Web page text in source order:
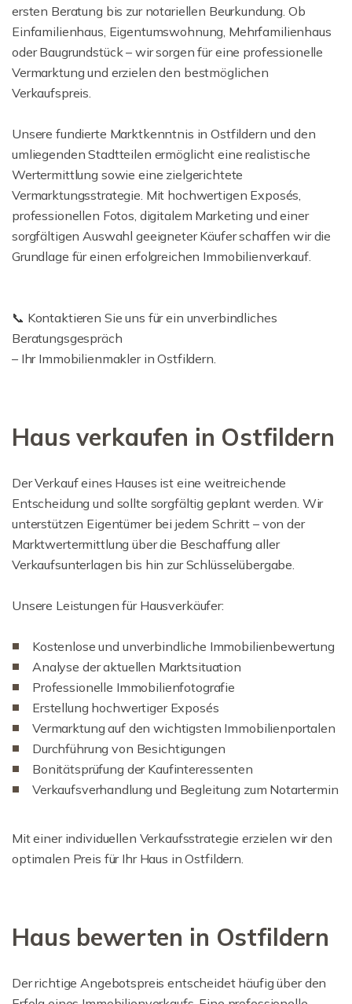
ersten Beratung bis zur notariellen Beurkundung. Ob
Einfamilienhaus, Eigentumswohnung, Mehrfamilienhaus
oder Baugrundstück – wir sorgen für eine professionelle
Vermarktung und erzielen den bestmöglichen
Verkaufspreis.
Unsere fundierte Marktkenntnis in Ostfildern und den
umliegenden Stadtteilen ermöglicht eine realistische
Wertermittlung sowie eine zielgerichtete
Vermarktungsstrategie. Mit hochwertigen Exposés,
professionellen Fotos, digitalem Marketing und einer
sorgfältigen Auswahl geeigneter Käufer schaffen wir die
Grundlage für einen erfolgreichen Immobilienverkauf.
📞 Kontaktieren Sie uns für ein unverbindliches
Beratungsgespräch
– Ihr Immobilienmakler in Ostfildern.
Haus verkaufen in Ostfildern
Der Verkauf eines Hauses ist eine weitreichende
Entscheidung und sollte sorgfältig geplant werden. Wir
unterstützen Eigentümer bei jedem Schritt – von der
Marktwertermittlung über die Beschaffung aller
Verkaufsunterlagen bis hin zur Schlüsselübergabe.
Unsere Leistungen für Hausverkäufer:
Kostenlose und unverbindliche Immobilienbewertung
Analyse der aktuellen Marktsituation
Professionelle Immobilienfotografie
Erstellung hochwertiger Exposés
Vermarktung auf den wichtigsten Immobilienportalen
Durchführung von Besichtigungen
Bonitätsprüfung der Kaufinteressenten
Verkaufsverhandlung und Begleitung zum Notartermin
Mit einer individuellen Verkaufsstrategie erzielen wir den
optimalen Preis für Ihr Haus in Ostfildern.
Haus bewerten in Ostfildern
Der richtige Angebotspreis entscheidet häufig über den